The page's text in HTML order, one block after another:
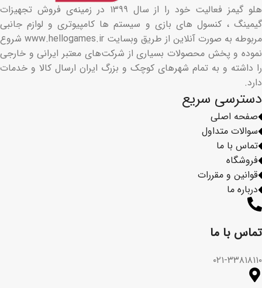
تماس با ما​
۰۲۱-۳۳۸۱۸۱۱۰
فروشگاه
قوانین و مقررات
درباره ما
دسترسی سریع
صفحه اصلی
سوالات متداول
تماس با ما
هلو گیمز فعالیت خود را از سال ۱۳۹۹ در زمینه‌ی فروش تجهیزات
گیمینگ ، کنسول های بازی و سیستم ها کامپیوتری و لوازم جانبی
مربوطه به صورت آنلاین از طریق وبسایت www.hellogames.ir شروع
نموده و پخش محصولات بسیاری از شرکت‌های معتبر ایرانی و خارجی
را داشته و به تمام شهرهای کوچک و بزرگ ایران ارسال کالا و خدمات
دارد.